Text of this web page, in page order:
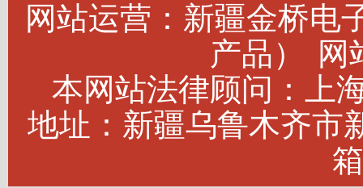
网站运营：新疆金桥电
产品）
网
本网站法律顾问：上
地址：新疆乌鲁木齐市